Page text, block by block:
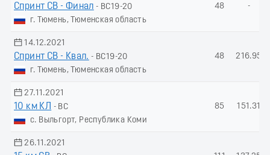
Спринт СВ - Финал - ВС19-20
г. Тюмень, Тюменская область
48 -
14.12.2021
Спринт СВ - Квал. - ВС19-20
г. Тюмень, Тюменская область
48 216.95
27.11.2021
10 км КЛ
- ВС
с. Выльгорт, Республика Коми
85 151.31
26.11.2021